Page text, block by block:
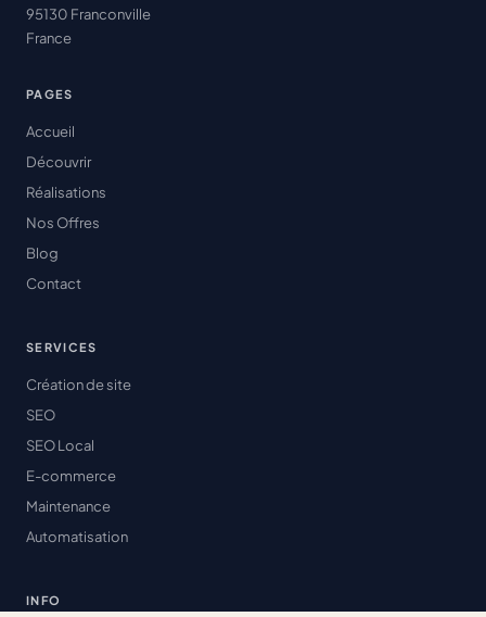
95130 Franconville
France
PAGES
Accueil
Découvrir
Réalisations
Nos Offres
Blog
Contact
SERVICES
Création de site
SEO
SEO Local
E-commerce
Maintenance
Automatisation
INFO